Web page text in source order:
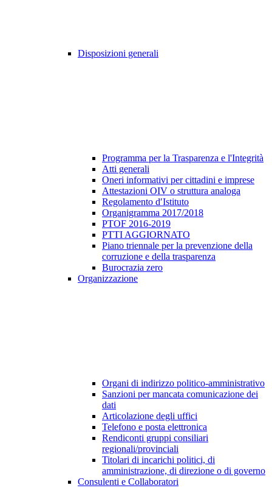
Disposizioni generali
Programma per la Trasparenza e l'Integrità
Atti generali
Oneri informativi per cittadini e imprese
Attestazioni OIV o struttura analoga
Regolamento d′Istituto
Organigramma 2017/2018
PTOF 2016-2019
PTTI AGGIORNATO
Piano triennale per la prevenzione della
corruzione e della trasparenza
Burocrazia zero
Organizzazione
Organi di indirizzo politico-amministrativo
Sanzioni per mancata comunicazione dei
dati
Articolazione degli uffici
Telefono e posta elettronica
Rendiconti gruppi consiliari
regionali/provinciali
Titolari di incarichi politici, di
amministrazione, di direzione o di governo
Consulenti e Collaboratori